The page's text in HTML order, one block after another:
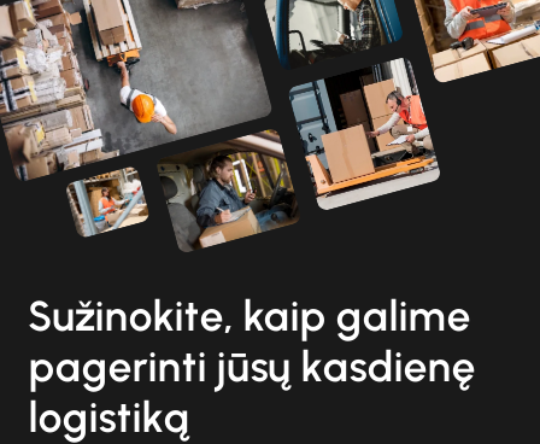
Sužinokite, kaip galime
pagerinti jūsų kasdienę
logistiką